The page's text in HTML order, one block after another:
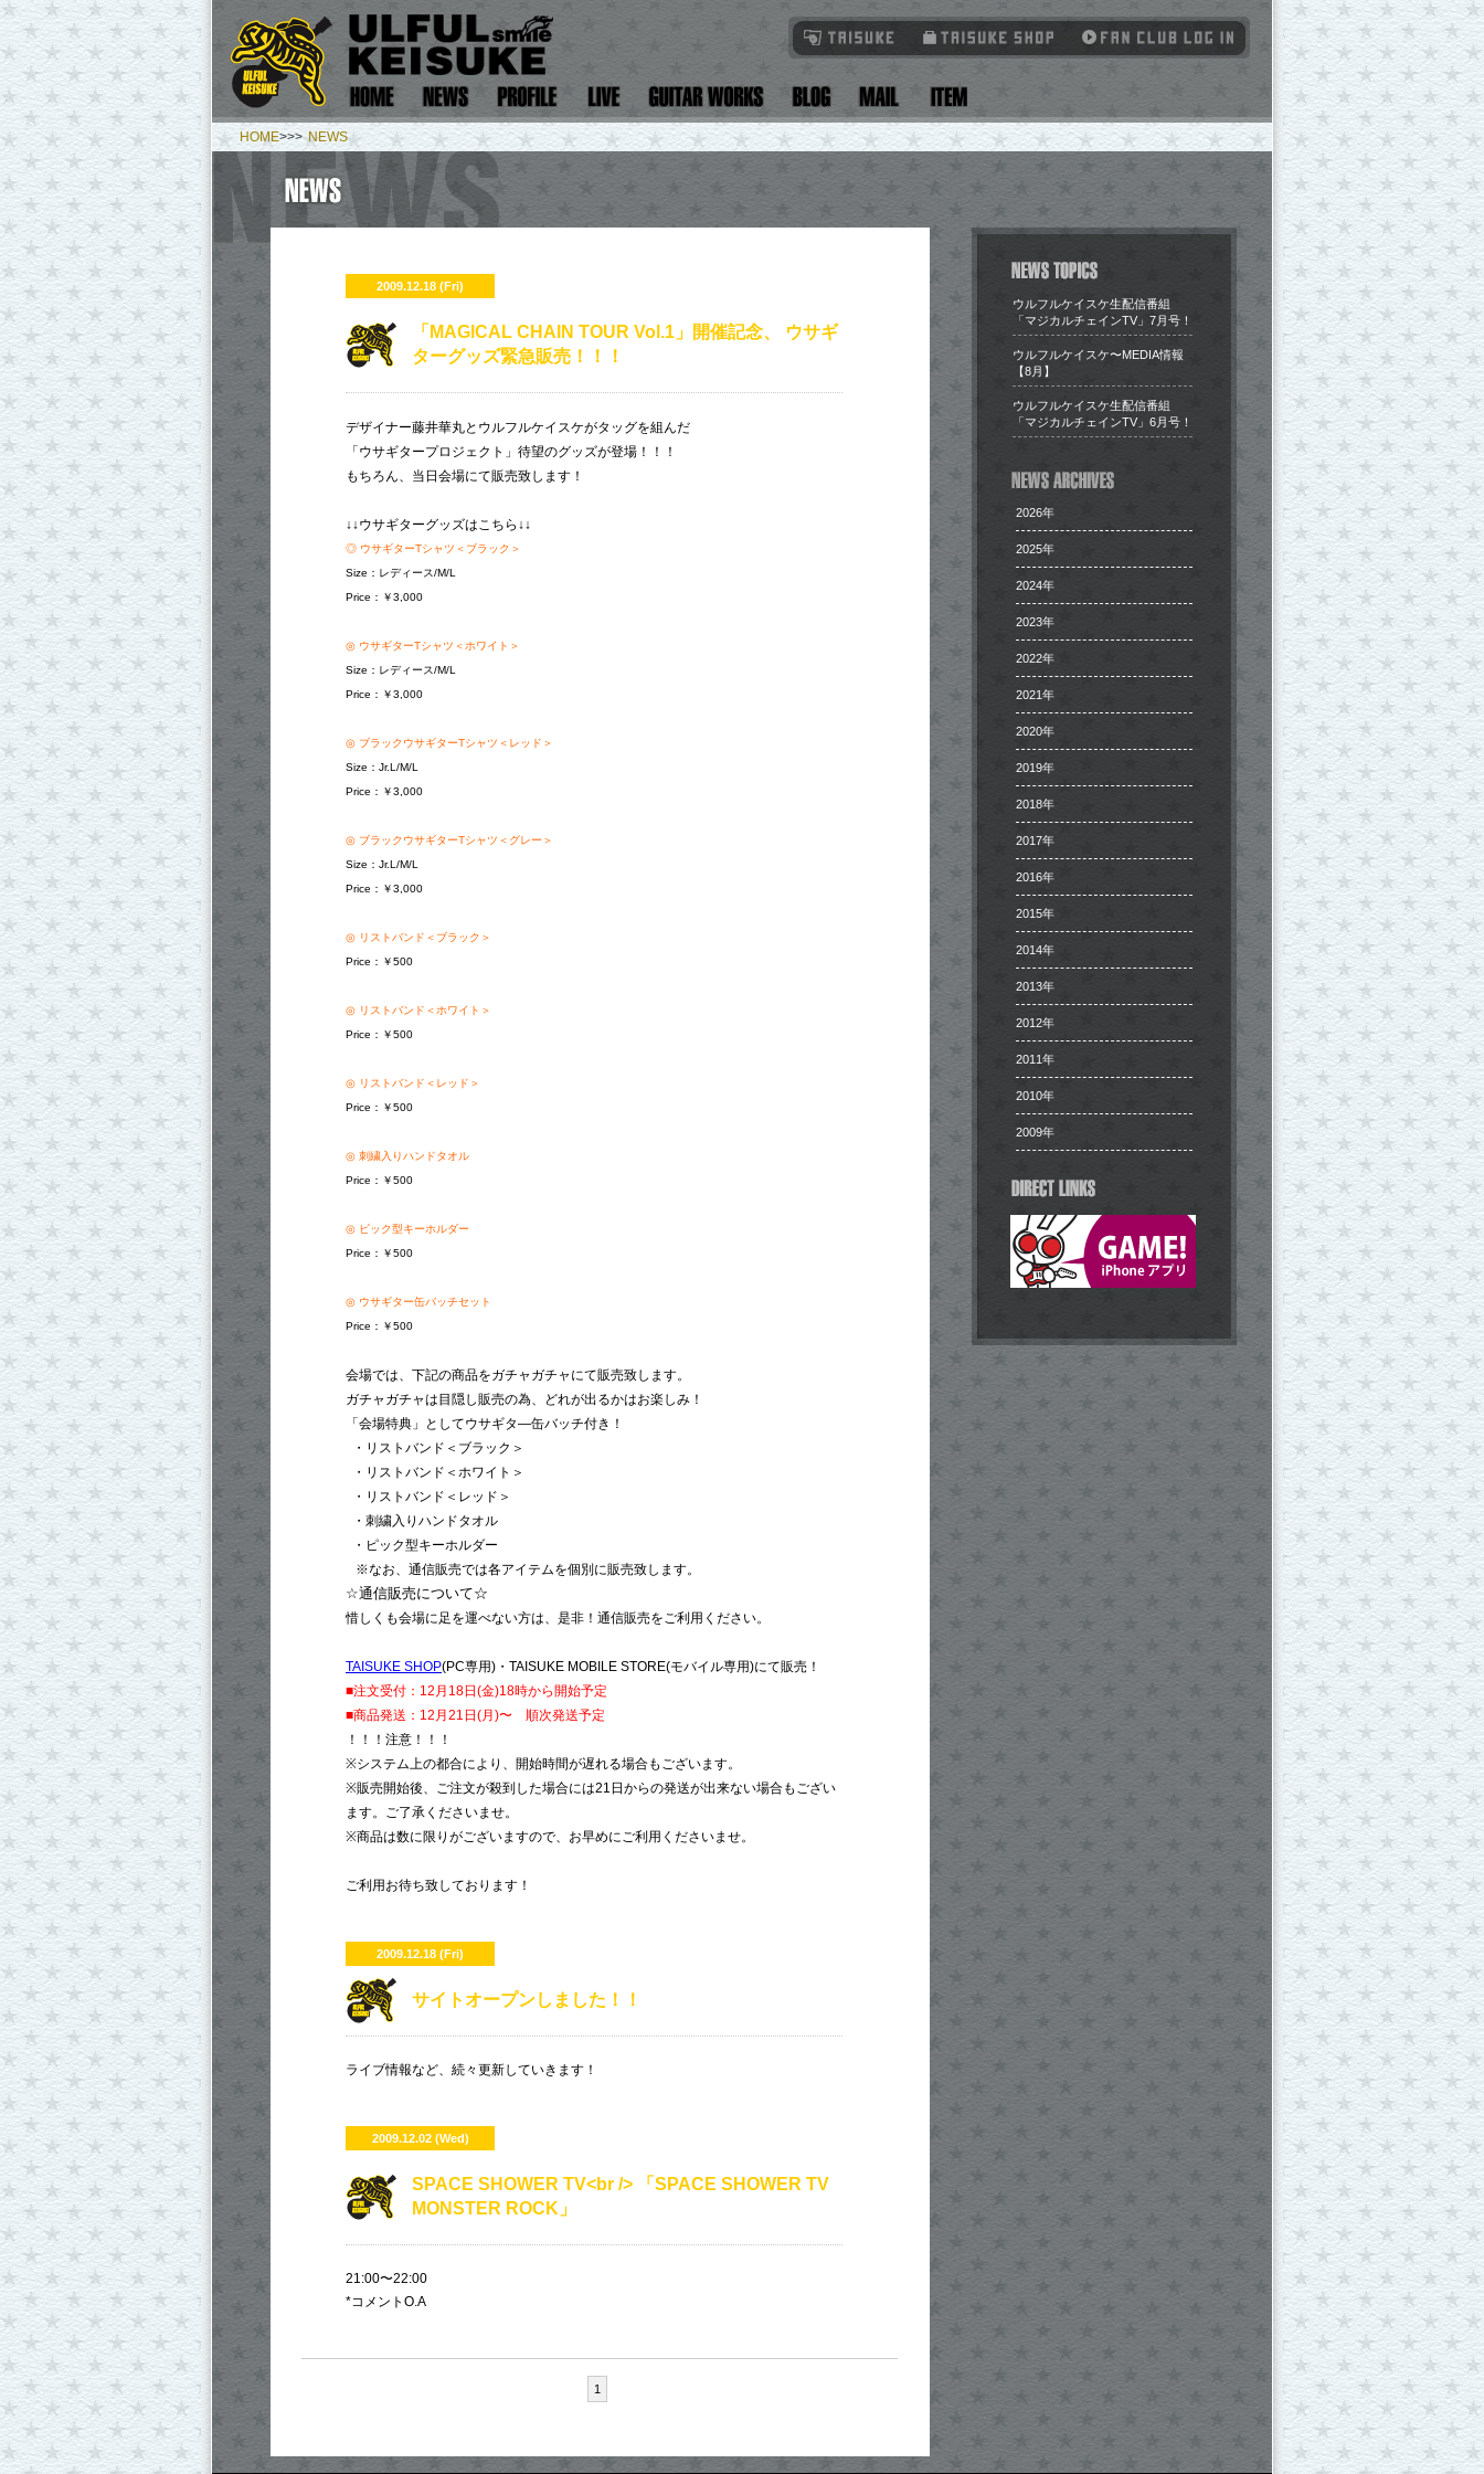
HOME>>> NEWS
2009.12.18 (Fri)
「MAGICAL CHAIN TOUR Vol.1」開催記念、 ウサギ
ターグッズ緊急販売！！！
デザイナー藤井華丸とウルフルケイスケがタッグを組んだ
「ウサギタープロジェクト」待望のグッズが登場！！！
もちろん、当日会場にて販売致します！
↓↓ウサギターグッズはこちら↓↓
◎ ウサギターTシャツ＜ブラック＞
Size：レディース/M/L
Price：￥3,000
◎ ウサギターTシャツ＜ホワイト＞
Size：レディース/M/L
Price：￥3,000
◎ ブラックウサギターTシャツ＜レッド＞
Size：Jr.L/M/L
Price：￥3,000
◎ ブラックウサギターTシャツ＜グレー＞
Size：Jr.L/M/L
Price：￥3,000
◎ リストバンド＜ブラック＞
Price：￥500
◎ リストバンド＜ホワイト＞
Price：￥500
◎ リストバンド＜レッド＞
Price：￥500
◎ 刺繍入りハンドタオル
Price：￥500
◎ ピック型キーホルダー
Price：￥500
◎ ウサギター缶バッチセット
Price：￥500
会場では、下記の商品をガチャガチャにて販売致します。
ガチャガチャは目隠し販売の為、どれが出るかはお楽しみ！
「会場特典」としてウサギタ—缶バッチ付き！
・リストバンド＜ブラック＞
・リストバンド＜ホワイト＞
・リストバンド＜レッド＞
・刺繍入りハンドタオル
・ピック型キーホルダー
※なお、通信販売では各アイテムを個別に販売致します。
☆通信販売について☆
惜しくも会場に足を運べない方は、是非！通信販売をご利用ください。
TAISUKE SHOP(PC専用)・TAISUKE MOBILE STORE(モバイル専用)にて販売！
■注文受付：12月18日(金)18時から開始予定
■商品発送：12月21日(月)〜 順次発送予定
！！！注意！！！
※システム上の都合により、開始時間が遅れる場合もございます。
※販売開始後、ご注文が殺到した場合には21日からの発送が出来ない場合もござい
ます。ご了承くださいませ。
※商品は数に限りがございますので、お早めにご利用くださいませ。
ご利用お待ち致しております！
2009.12.18 (Fri)
サイトオープンしました！！
ライブ情報など、続々更新していきます！
2009.12.02 (Wed)
SPACE SHOWER TV<br /> 「SPACE SHOWER TV
MONSTER ROCK」
21:00〜22:00
*コメントO.A
1
ウルフルケイスケ生配信番組
「マジカルチェインTV」7月号！
​ウルフルケイスケ〜MEDIA情報
【8月】
ウルフルケイスケ生配信番組
「マジカルチェインTV」6月号！
2026年
2025年
2024年
2023年
2022年
2021年
2020年
2019年
2018年
2017年
2016年
2015年
2014年
2013年
2012年
2011年
2010年
2009年